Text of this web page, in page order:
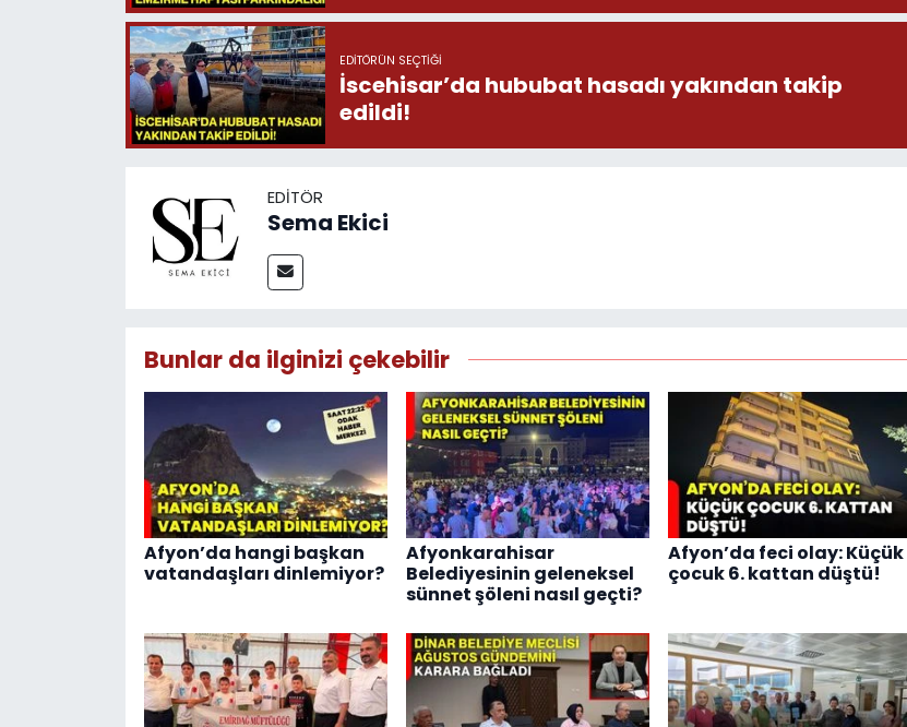
EDITÖRÜN SEÇTIĞI
İscehisar’da hububat hasadı yakından takip
edildi!
EDITÖR
Sema Ekici
Bunlar da ilginizi çekebilir
Afyon’da hangi başkan
vatandaşları dinlemiyor?
Afyonkarahisar
Belediyesinin geleneksel
sünnet şöleni nasıl geçti?
Afyon’da feci olay: Küçük
çocuk 6. kattan düştü!